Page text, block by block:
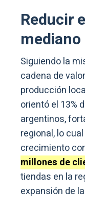
Reducir
mediano
Siguiendo la
cadena de
producción
orientó el 13%
argentinos,
regional, lo
crecimiento
millones de
tiendas en la
expansión de